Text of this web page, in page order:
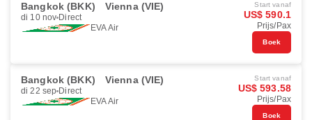
Bangkok (BKK) Vienna (VIE)
di 10 nov Direct
EVA Air
Start vanaf
US$ 590.1
Prijs/Pax
Boek
Bangkok (BKK) Vienna (VIE)
di 22 sep Direct
EVA Air
Start vanaf
US$ 593.58
Prijs/Pax
Boek